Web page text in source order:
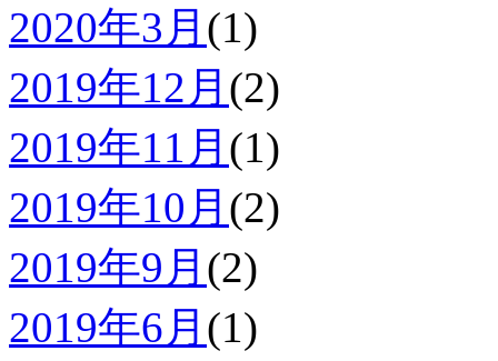
2020年3月 (1)
2019年12月 (2)
2019年11月 (1)
2019年10月 (2)
2019年9月 (2)
2019年6月 (1)